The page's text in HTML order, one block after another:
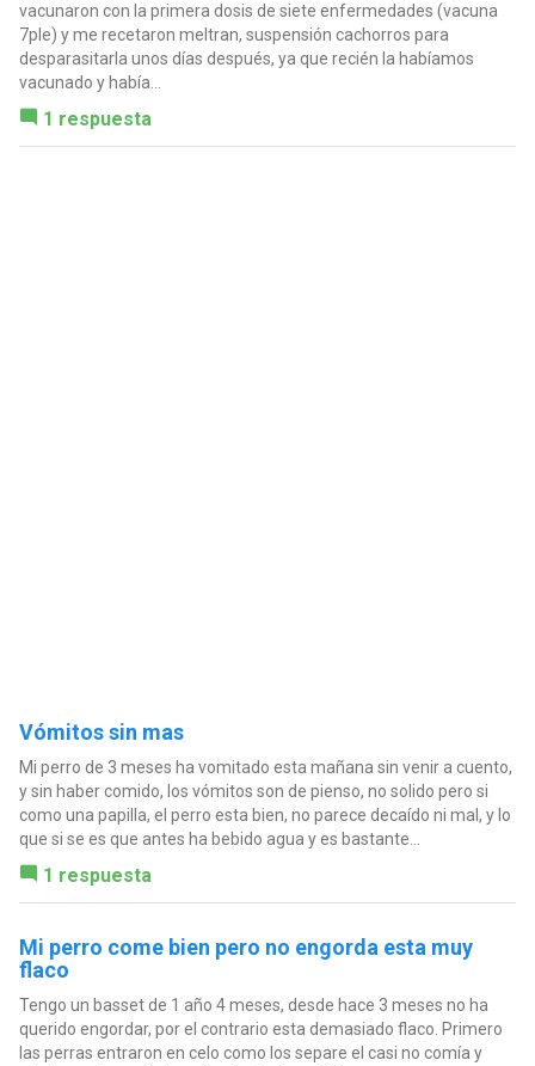
vacunaron con la primera dosis de siete enfermedades (vacuna
7ple) y me recetaron meltran, suspensión cachorros para
desparasitarla unos días después, ya que recién la habíamos
vacunado y había...
1 respuesta
Vómitos sin mas
Mi perro de 3 meses ha vomitado esta mañana sin venir a cuento,
y sin haber comido, los vómitos son de pienso, no solido pero si
como una papilla, el perro esta bien, no parece decaído ni mal, y lo
que si se es que antes ha bebido agua y es bastante...
1 respuesta
Mi perro come bien pero no engorda esta muy
flaco
Tengo un basset de 1 año 4 meses, desde hace 3 meses no ha
querido engordar, por el contrario esta demasiado flaco. Primero
las perras entraron en celo como los separe el casi no comía y